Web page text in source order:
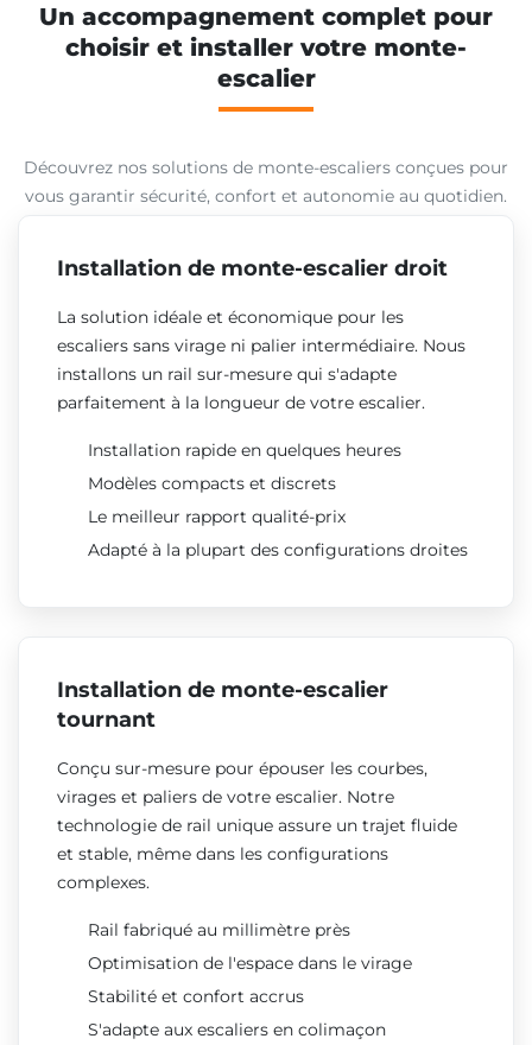
Un accompagnement complet pour
choisir et installer votre monte-
escalier
Découvrez nos solutions de monte-escaliers conçues pour
vous garantir sécurité, confort et autonomie au quotidien.
Installation de monte-escalier droit
La solution idéale et économique pour les
escaliers sans virage ni palier intermédiaire. Nous
installons un rail sur-mesure qui s'adapte
parfaitement à la longueur de votre escalier.
Installation rapide en quelques heures
Modèles compacts et discrets
Le meilleur rapport qualité-prix
Adapté à la plupart des configurations droites
Installation de monte-escalier
tournant
Conçu sur-mesure pour épouser les courbes,
virages et paliers de votre escalier. Notre
technologie de rail unique assure un trajet fluide
et stable, même dans les configurations
complexes.
Rail fabriqué au millimètre près
Optimisation de l'espace dans le virage
Stabilité et confort accrus
S'adapte aux escaliers en colimaçon